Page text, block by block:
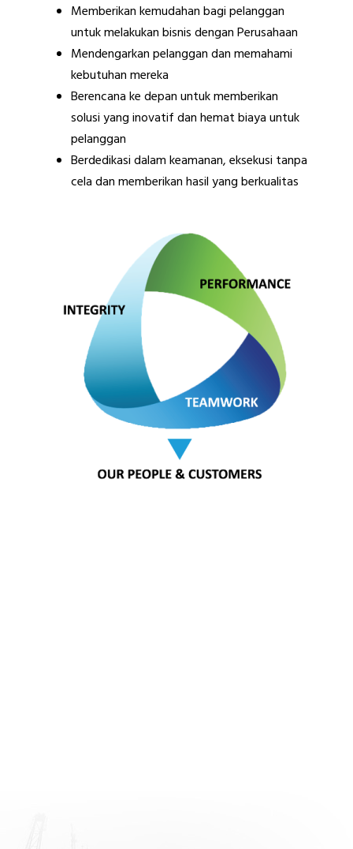
Memberikan kemudahan bagi pelanggan
untuk melakukan bisnis dengan Perusahaan
Mendengarkan pelanggan dan memahami
kebutuhan mereka
Berencana ke depan untuk memberikan
solusi yang inovatif dan hemat biaya untuk
pelanggan
Berdedikasi dalam keamanan, eksekusi tanpa
cela dan memberikan hasil yang berkualitas